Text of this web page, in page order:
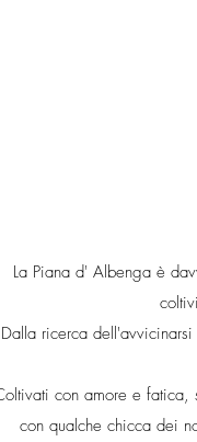
La Piana d' Albenga è
Dalla ricerca
con amore e fatica,
con qualche chicca dei